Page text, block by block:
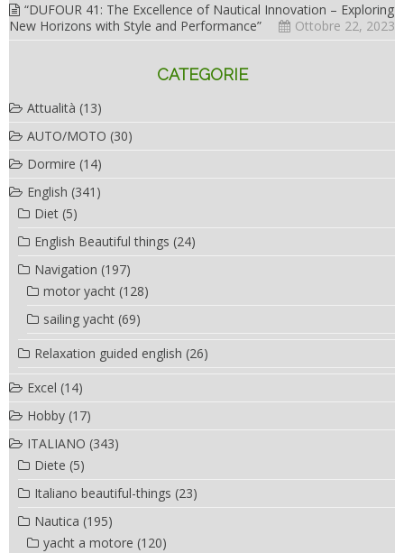
“DUFOUR 41: The Excellence of Nautical Innovation – Exploring
New Horizons with Style and Performance”
Ottobre 22, 2023
CATEGORIE
Attualità (13)
AUTO/MOTO (30)
Dormire (14)
English (341)
Diet (5)
English Beautiful things (24)
Navigation (197)
motor yacht (128)
sailing yacht (69)
Relaxation guided english (26)
Excel (14)
Hobby (17)
ITALIANO (343)
Diete (5)
Italiano beautiful-things (23)
Nautica (195)
yacht a motore (120)